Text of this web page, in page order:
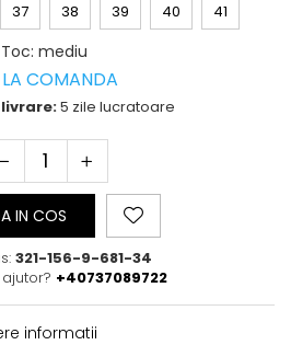
37 38 39 40 41
Toc: mediu
LA COMANDA
5 zile lucratoare
IN COS
321-156-9-681-34
+40737089722
informatii